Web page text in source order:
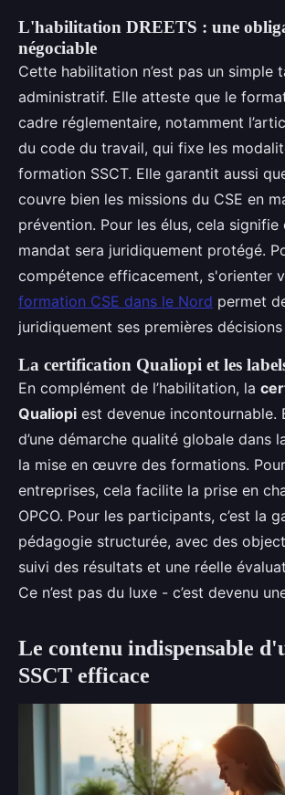
L'habilitation DREETS : une
négociable
Cette habilitation n’est pas un simple
administratif. Elle atteste que le
cadre réglementaire, notamment
du code du travail, qui fixe les
formation SSCT. Elle garantit aussi
couvre bien les missions du CSE en
prévention. Pour les élus, cela signifie
mandat sera juridiquement protégé.
compétence efficacement, s'orienter
formation CSE dans le Nord permet
juridiquement ses premières
La certification Qualiopi et les
En complément de l’habilitation, la
Qualiopi est devenue incontournable.
d’une démarche qualité globale dans
la mise en œuvre des formations.
entreprises, cela facilite la prise en
OPCO. Pour les participants, c’est la
pédagogie structurée, avec des
suivi des résultats et une réelle
Ce n’est pas du luxe - c’est devenu
Le contenu indispensable
SSCT efficace